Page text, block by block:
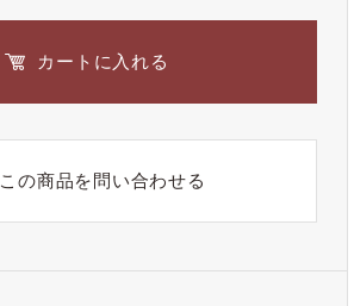
カートに入れる
この商品を問い合わせる